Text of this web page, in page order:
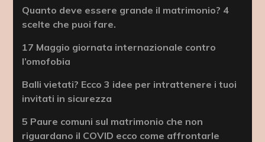
Quanto deve essere grande il matrimonio? 4
scelte che puoi fare.
17 Maggio giornata internazionale contro
l’omofobia
Balli vietati? Ecco 3 idee per intrattenere i tuoi
invitati in sicurezza
5 Paure comuni sul matrimonio che non
riguardano il COVID ecco come affrontarle